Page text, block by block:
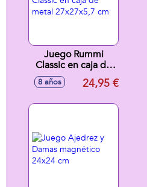
Juego Rummi
Classic en caja de
metal 27x27x5,7
8 años 24,95 €